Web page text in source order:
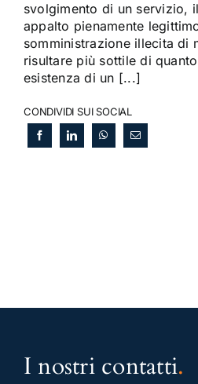
svolgimento di un servizio,
appalto pienamente
somministrazione illecita di
risultare più sottile di
esistenza di un [...]
CONDIVIDI SUI SOCIAL
I nostri contatti.